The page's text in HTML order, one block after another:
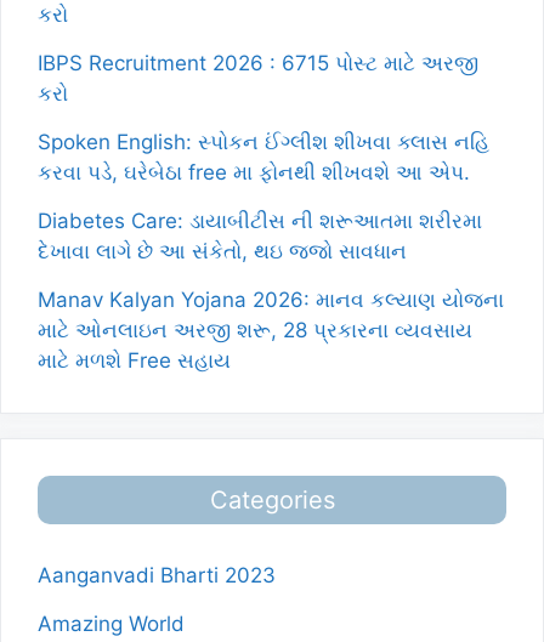
કરો
IBPS Recruitment 2026 : 6715 પોસ્ટ માટે અરજી
કરો
Spoken English: સ્પોકન ઈંગ્લીશ શીખવા ક્લાસ નહિ
કરવા પડે, ઘરેબેઠા free મા ફોનથી શીખવશે આ એપ.
Diabetes Care: ડાયાબીટીસ ની શરૂઆતમા શરીરમા
દેખાવા લાગે છે આ સંકેતો, થઇ જજો સાવધાન
Manav Kalyan Yojana 2026: માનવ કલ્યાણ યોજના
માટે ઓનલાઇન અરજી શરૂ, 28 પ્રકારના વ્યવસાય
માટે મળશે Free સહાય
Categories
Aanganvadi Bharti 2023
Amazing World